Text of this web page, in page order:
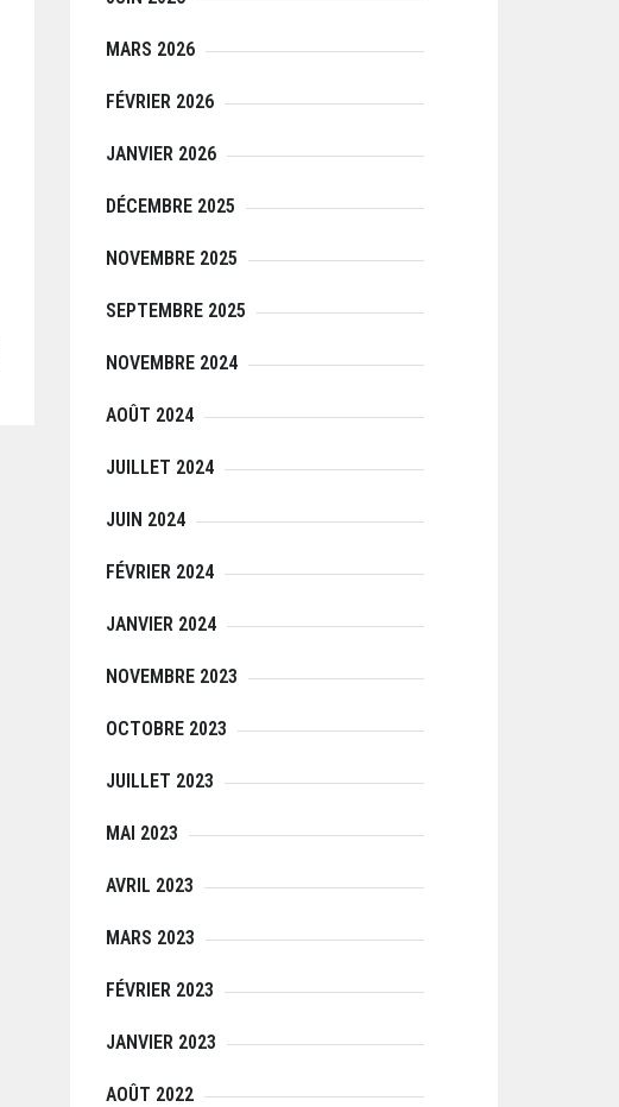
MARS 2026
FÉVRIER 2026
JANVIER 2026
DÉCEMBRE 2025
NOVEMBRE 2025
SEPTEMBRE 2025
NOVEMBRE 2024
AOÛT 2024
JUILLET 2024
JUIN 2024
FÉVRIER 2024
JANVIER 2024
NOVEMBRE 2023
OCTOBRE 2023
JUILLET 2023
MAI 2023
AVRIL 2023
MARS 2023
FÉVRIER 2023
JANVIER 2023
AOÛT 2022